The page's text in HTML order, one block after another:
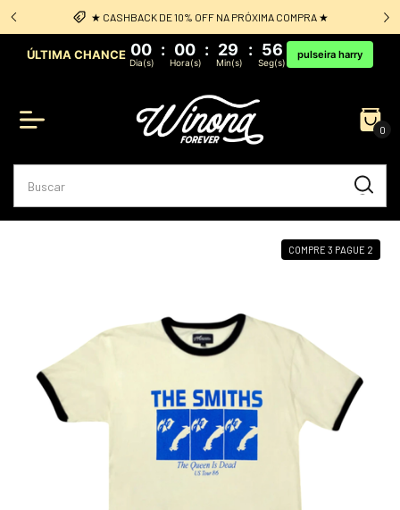
★ Frete Grátis: acima de R$349 sul e sudeste
ÚLTIMA CHANCE 00 : 00 : 29 : 56
Dia(s) Hora(s) Min(s) Seg(s)
pulseira harry
0
COMPRE 3 PAGUE 2